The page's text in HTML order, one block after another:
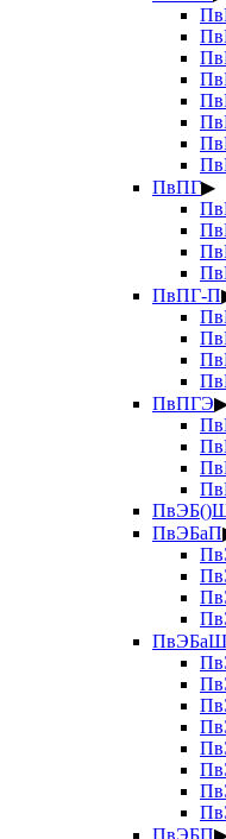
ПвПГ▶
ПвПГ-П
ПвПГЭ
ПвЭБаП
ПвЭБП